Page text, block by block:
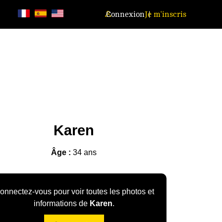
ConnexionJe m'inscris
Karen
Âge : 34 ans
vous pour voir toutes les photos et
informations de Karen.